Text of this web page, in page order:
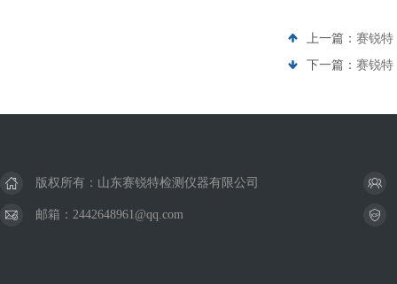
上一篇： 赛锐特
下一篇： 赛锐特
版权所有：山东赛锐特检测仪器有限公司
邮箱：2442648961@qq.com